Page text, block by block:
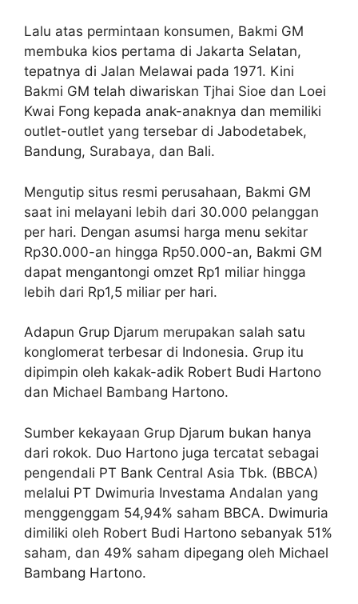
Lalu atas permintaan konsumen, Bakmi GM
membuka kios pertama di Jakarta Selatan,
tepatnya di Jalan Melawai pada 1971. Kini
Bakmi GM telah diwariskan Tjhai Sioe dan Loei
Kwai Fong kepada anak-anaknya dan memiliki
outlet-outlet yang tersebar di Jabodetabek,
Bandung, Surabaya, dan Bali.
Mengutip situs resmi perusahaan, Bakmi GM
saat ini melayani lebih dari 30.000 pelanggan
per hari. Dengan asumsi harga menu sekitar
Rp30.000-an hingga Rp50.000-an, Bakmi GM
dapat mengantongi omzet Rp1 miliar hingga
lebih dari Rp1,5 miliar per hari.
Adapun Grup Djarum merupakan salah satu
konglomerat terbesar di Indonesia. Grup itu
dipimpin oleh kakak-adik Robert Budi Hartono
dan Michael Bambang Hartono.
Sumber kekayaan Grup Djarum bukan hanya
dari rokok. Duo Hartono juga tercatat sebagai
pengendali PT Bank Central Asia Tbk. (BBCA)
melalui PT Dwimuria Investama Andalan yang
menggenggam 54,94% saham BBCA. Dwimuria
dimiliki oleh Robert Budi Hartono sebanyak 51%
saham, dan 49% saham dipegang oleh Michael
Bambang Hartono.